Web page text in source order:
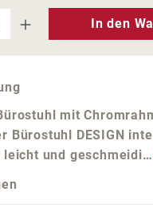
Anzahl: Gib
In den
mit
Bürostuhl DESIGN
leicht und geschmeidi…